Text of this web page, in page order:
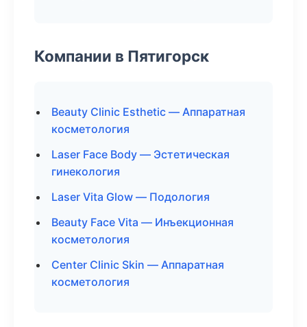
Компании в Пятигорск
Beauty Clinic Esthetic — Аппаратная
косметология
Laser Face Body — Эстетическая
гинекология
Laser Vita Glow — Подология
Beauty Face Vita — Инъекционная
косметология
Center Clinic Skin — Аппаратная
косметология